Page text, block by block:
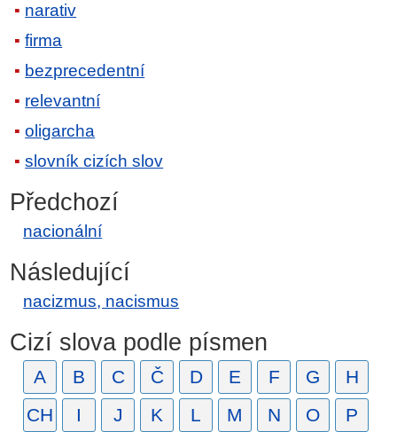
narativ
firma
bezprecedentní
relevantní
oligarcha
slovník cizích slov
Předchozí
nacionální
Následující
nacizmus, nacismus
Cizí slova podle písmen
A B C Č D E F G
H
CH
I J K L M N O P